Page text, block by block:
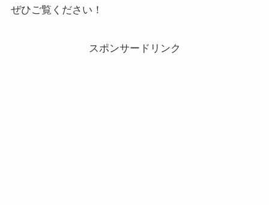
ぜひご覧ください！
スポンサードリンク